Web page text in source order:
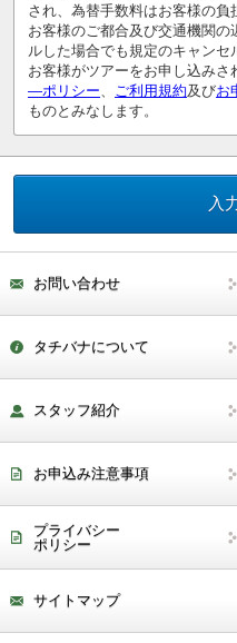
され、為替手数料はお客様の負
お客様のご都合及び交通機関
ルした場合でも規定のキャンセ
お客様がツアーをお申し込み
―ポリシー
ご利用規約及びお
ものとみなします。
お問い合わせ
タチバナについて
スタッフ紹介
お申込み注意事項
プライバシー
ポリシー
サイトマップ